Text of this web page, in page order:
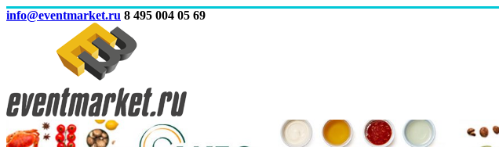
info@eventmarket.ru 8 495 004 05 69